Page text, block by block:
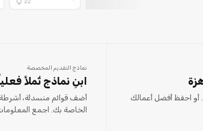
الابتكار. أو احفظ أفضل أعمالك
نماذج التقديم المخصصة
ابنِ نماذج تُملأ
أضف قوائم منسدلة، أشرطة
الخاصة بك. اجمع